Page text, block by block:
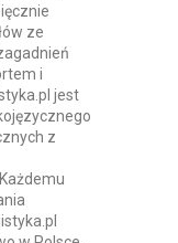
ze
i
jest
z
. Każdemu